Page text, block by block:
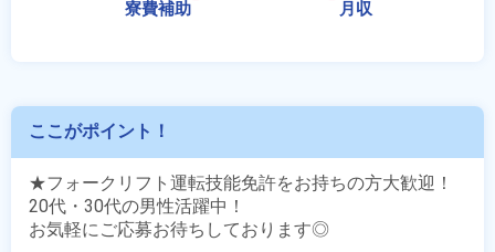
ここがポイント！
★フォークリフト運転技能免許をお持ちの方大歓迎！
20代・30代の男性活躍中！
お気軽にご応募お待ちしております◎